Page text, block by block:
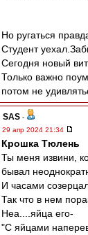
Но ругаться
Студент
Сегодня новый
Только важно
потом не
SAS -
29 апр 2024 21:34
Крошка Тюлень
Ты меня извини,
бывал
И часами созерцал
Так что в нем
Неа....яйца его-
"С яйцами